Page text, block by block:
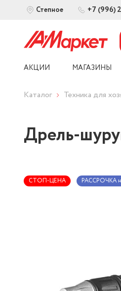
Степное +7 (996)
АКЦИИ МАГАЗИНЫ
Каталог Техника для
Дрель-
СТОП-ЦЕНА РАССРОЧКА